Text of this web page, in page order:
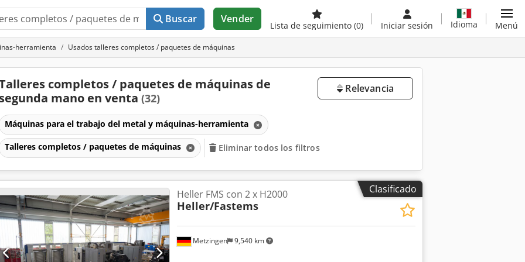
Buscar Vender
Lista de seguimiento (0) Iniciar sesión Idioma Menú
herramienta Usados talleres completos / paquetes de máquinas
completos / paquetes de máquinas de
segunda mano en venta (32)
Relevancia
Máquinas para el trabajo del metal y máquinas-herramienta
Talleres completos / paquetes de máquinas Eliminar todos los filtros
Clasificado
Metzingen 9,540 km
Heller FMS con 2 x H2000
Heller/Fastems